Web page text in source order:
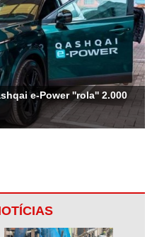
e-Power ''rola'' 2.000